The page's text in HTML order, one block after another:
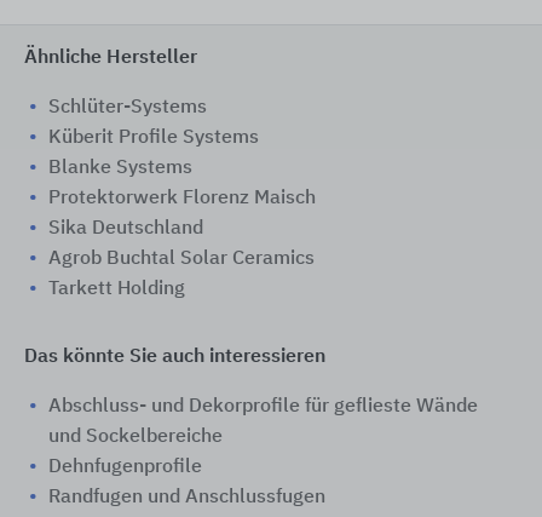
Ähnliche Hersteller
Schlüter-Systems
Küberit Profile Systems
Blanke Systems
Protektorwerk Florenz Maisch
Sika Deutschland
Agrob Buchtal Solar Ceramics
Tarkett Holding
Das könnte Sie auch interessieren
Abschluss- und Dekorprofile für geflieste Wände
und Sockelbereiche
Dehnfugenprofile
Randfugen und Anschlussfugen